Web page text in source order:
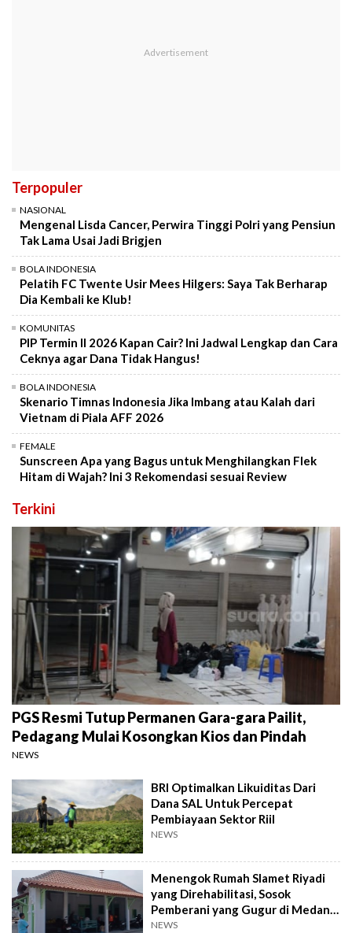
Terpopuler
NASIONAL
Mengenal Lisda Cancer, Perwira Tinggi Polri yang Pensiun
Tak Lama Usai Jadi Brigjen
BOLA INDONESIA
Pelatih FC Twente Usir Mees Hilgers: Saya Tak Berharap
Dia Kembali ke Klub!
KOMUNITAS
PIP Termin II 2026 Kapan Cair? Ini Jadwal Lengkap dan Cara
Ceknya agar Dana Tidak Hangus!
BOLA INDONESIA
Skenario Timnas Indonesia Jika Imbang atau Kalah dari
Vietnam di Piala AFF 2026
FEMALE
Sunscreen Apa yang Bagus untuk Menghilangkan Flek
Hitam di Wajah? Ini 3 Rekomendasi sesuai Review
Terkini
PGS Resmi Tutup Permanen Gara-gara Pailit,
Pedagang Mulai Kosongkan Kios dan Pindah
NEWS
BRI Optimalkan Likuiditas Dari
Dana SAL Untuk Percepat
Pembiayaan Sektor Riil
NEWS
Menengok Rumah Slamet Riyadi
yang Direhabilitasi, Sosok
Pemberani yang Gugur di Medan
Perang
NEWS